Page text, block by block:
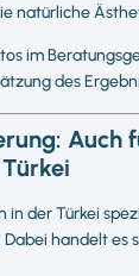
natürliche
im
des
Auch
in der Türkei
Dabei handelt es